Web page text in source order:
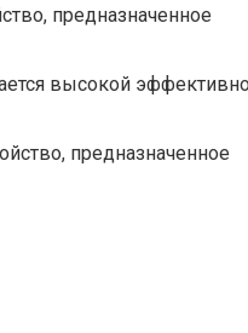
предназначенное
высокой
предназначенное